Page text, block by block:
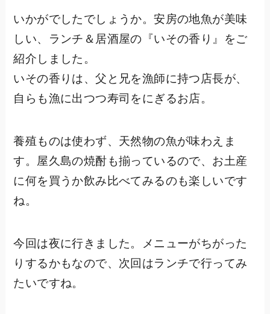
いかがでしたでしょうか。安房の地魚が美味
しい、ランチ＆居酒屋の『いその香り』をご
紹介しました。
いその香りは、父と兄を漁師に持つ店長が、
自らも漁に出つつ寿司をにぎるお店。
養殖ものは使わず、天然物の魚が味わえま
す。屋久島の焼酎も揃っているので、お土産
に何を買うか飲み比べてみるのも楽しいです
ね。
今回は夜に行きました。メニューがちがった
りするかもなので、次回はランチで行ってみ
たいですね。